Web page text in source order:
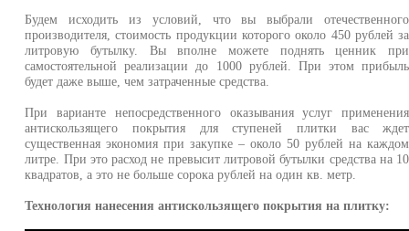
Будем исходить из условий, что вы выбрали отечественного
производителя, стоимость продукции которого около 450 рублей за
литровую бутылку. Вы вполне можете поднять ценник при
самостоятельной реализации до 1000 рублей. При этом прибыль
будет даже выше, чем затраченные средства.
При варианте непосредственного оказывания услуг применения
антискользящего покрытия для ступеней плитки вас ждет
существенная экономия при закупке – около 50 рублей на каждом
литре. При это расход не превысит литровой бутылки средства на 10
квадратов, а это не больше сорока рублей на один кв. метр.
Технология нанесения антискользящего покрытия на плитку: